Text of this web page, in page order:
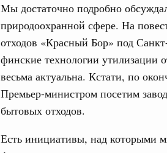
Мы достаточно подробно
природоохранной сфере. На
отходов «Красный Бор» под
финские технологии утилизации
весьма актуальна. Кстати, по
Премьер-министром посетим
бытовых отходов.
Есть инициативы, над которыми